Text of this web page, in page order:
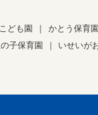
ども園 ｜ かとう保育園
子保育園 ｜ いせいが